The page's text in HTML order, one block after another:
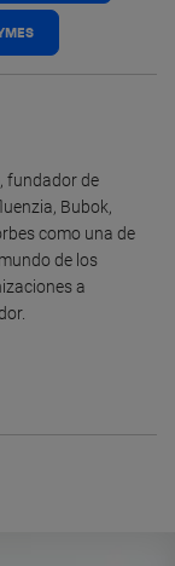
fundador de
Bubok,
como una de
de los
a